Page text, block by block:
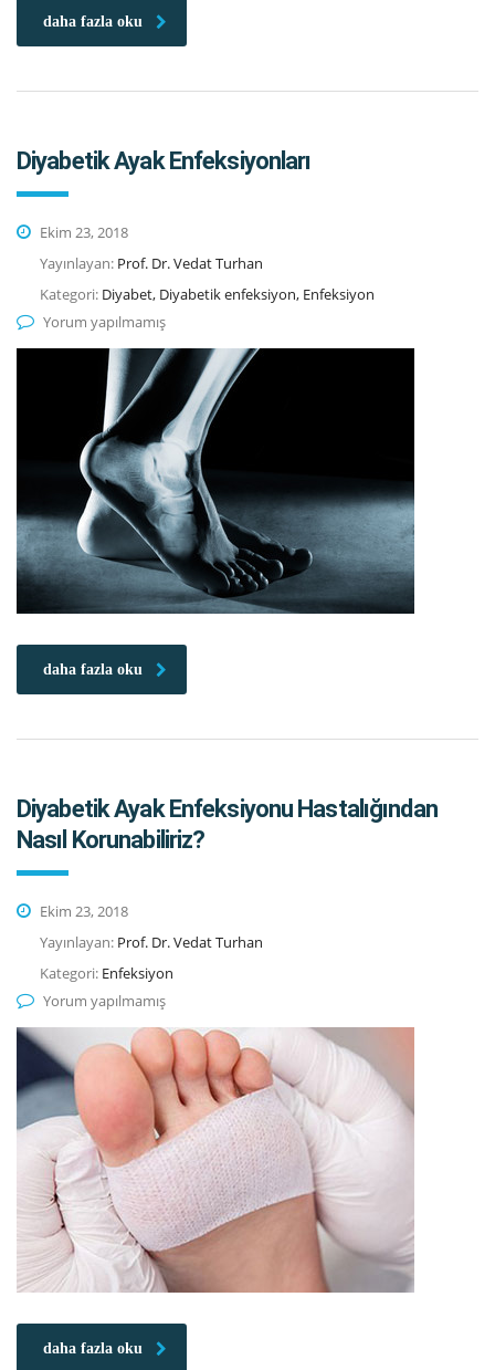
daha fazla oku
Diyabetik Ayak Enfeksiyonları
Ekim 23, 2018
Yayınlayan: Prof. Dr. Vedat Turhan
Kategori: Diyabet, Diyabetik enfeksiyon, Enfeksiyon
Yorum yapılmamış
daha fazla oku
Diyabetik Ayak Enfeksiyonu Hastalığından
Nasıl Korunabiliriz?
Ekim 23, 2018
Yayınlayan: Prof. Dr. Vedat Turhan
Kategori: Enfeksiyon
Yorum yapılmamış
daha fazla oku